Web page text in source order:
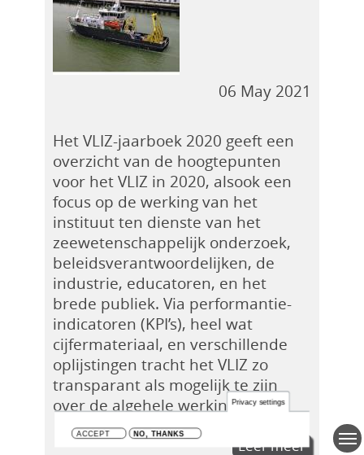
06 May 2021
Het VLIZ-jaarboek 2020 geeft een
overzicht van de hoogtepunten
voor het VLIZ in 2020, alsook een
focus op de werking van het
instituut ten dienste van het
zeewetenschappelijk onderzoek,
beleidsverantwoordelijken, de
industrie, educatoren, en het
brede publiek. Via performantie-
indicatoren (KPI’s), heel wat
cijfermateriaal, en verschillende
oplijstingen tracht het VLIZ zo
transparant als mogelijk te zijn
over de algehele werking.
Leer meer
Privacy settings
ACCEPT NO, THANKS